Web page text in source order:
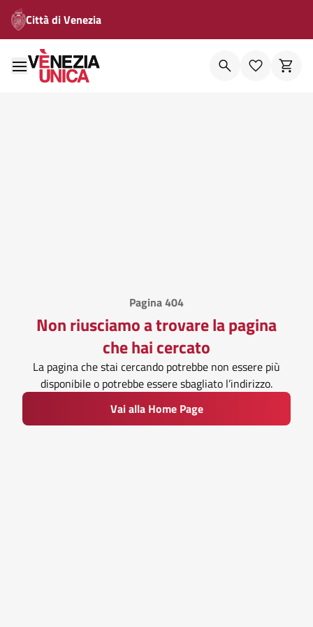
Città di Venezia
Pagina 404
Non riusciamo a trovare la pagina
che hai cercato
La pagina che stai cercando potrebbe non essere più
disponibile o potrebbe essere sbagliato l’indirizzo.
Vai alla Home Page